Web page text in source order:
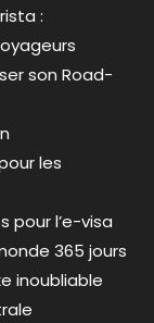
:
son Road-
les
pour l’e-visa
365 jours
inoubliable